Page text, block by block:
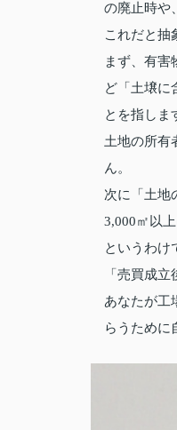
の廃止時や
これだと抽
まず、有害
ど「土壌に
とを指しま
土地の所有
ん。
次に「土地
3,000㎡以
というわけ
「売買成
あなたが工
らうために